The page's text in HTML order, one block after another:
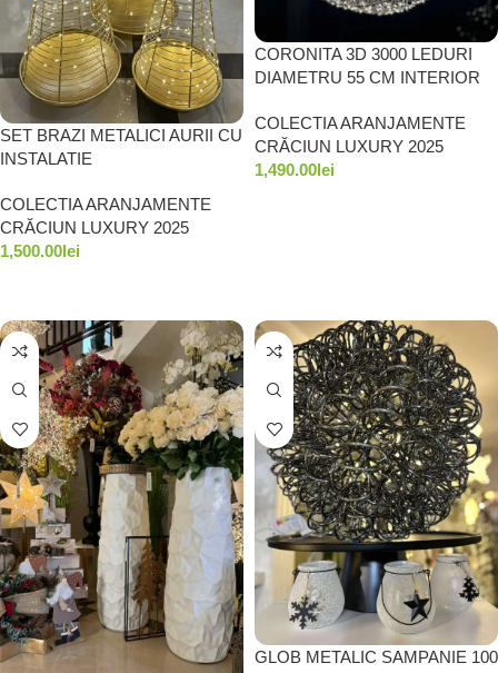
SET BRAZI METALICI AURII CU
INSTALATIE
COLECTIA ARANJAMENTE
CRĂCIUN LUXURY 2025
1,500.00lei
CORONITA 3D 3000 LEDURI
DIAMETRU 55 CM INTERIOR
COLECTIA ARANJAMENTE
CRĂCIUN LUXURY 2025
1,490.00lei
GLOB METALIC SAMPANIE 100